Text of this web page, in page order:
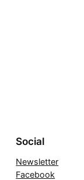
Social
Newsletter
Facebook